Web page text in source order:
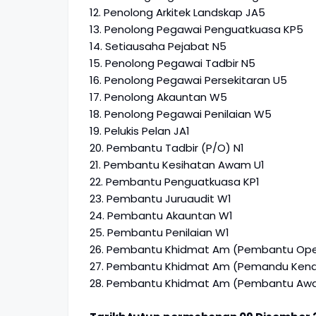
12. Penolong Arkitek Landskap JA5
13. Penolong Pegawai Penguatkuasa KP5
14. Setiausaha Pejabat N5
15. Penolong Pegawai Tadbir N5
16. Penolong Pegawai Persekitaran U5
17. Penolong Akauntan W5
18. Penolong Pegawai Penilaian W5
19. Pelukis Pelan JA1
20. Pembantu Tadbir (P/O) N1
21. Pembantu Kesihatan Awam U1
22. Pembantu Penguatkuasa KP1
23. Pembantu Juruaudit W1
24. Pembantu Akauntan W1
25. Pembantu Penilaian W1
26. Pembantu Khidmat Am (Pembantu
27. Pembantu Khidmat Am (Pemandu
28. Pembantu Khidmat Am (Pembantu